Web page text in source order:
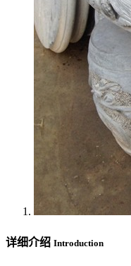
详细介绍 Introduction